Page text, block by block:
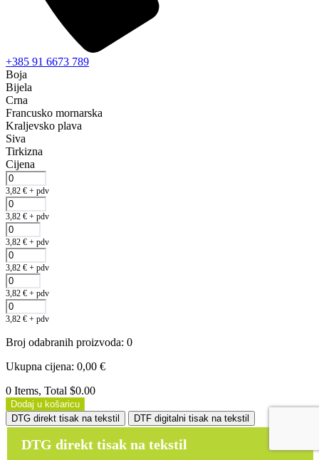
+385 91 6673 789
Boja
Bijela
Crna
Francusko mornarska
Kraljevsko plava
Siva
Tirkizna
Cijena
3,82 € + pdv
3,82 € + pdv
3,82 € + pdv
3,82 € + pdv
3,82 € + pdv
3,82 € + pdv
Broj odabranih proizvoda: 0
Ukupna cijena: 0,00 €
0 Items, Total $0.00
Dodaj u košaricu
DTG direkt tisak na tekstil
DTF digitalni tisak na tekstil
DTG direkt tisak na tekstil